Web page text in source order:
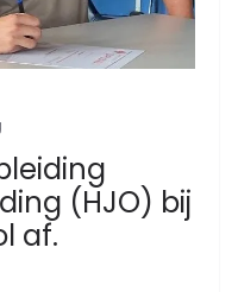
(HJO) bij
af.